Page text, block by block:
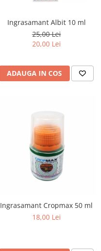
Ingrasamant Albit 10 ml
25,00 Lei
20,00 Lei
ADAUGA IN COS
Ingrasamant Cropmax 50 ml
18,00 Lei